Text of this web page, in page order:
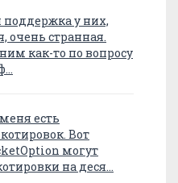
поддержка у них,
очень странная.
как-то по вопросу
есть
Вот
могут
на деся…